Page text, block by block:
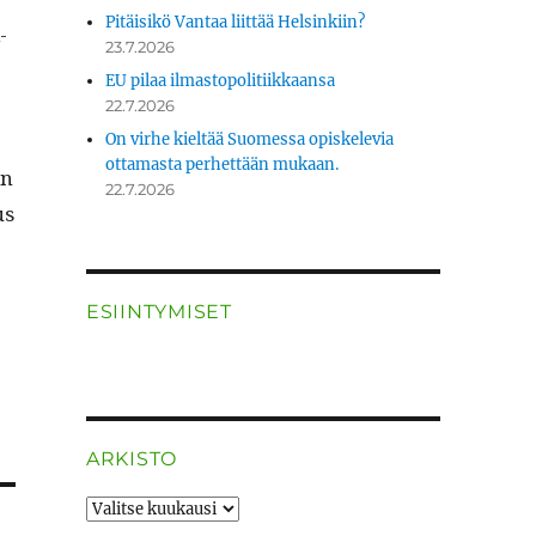
Pitäisikö Vantaa liittää Helsinkiin?
23.7.2026
EU pilaa ilmastopolitiikkaansa
22.7.2026
On virhe kieltää Suomessa opiskelevia
ottamasta perhettään mukaan.
22.7.2026
ESIINTYMISET
ARKISTO
ARKISTO